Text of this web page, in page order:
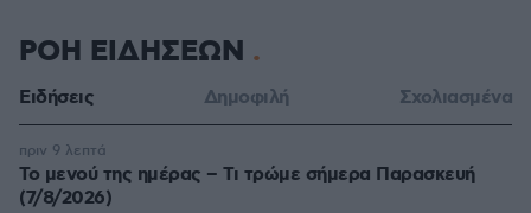
ΡΟΗ ΕΙΔΗΣΕΩΝ
Ειδήσεις Δημοφιλή Σχολιασμένα
Το μενού της ημέρας – Τι τρώμε σήμερα Παρασκευή
(7/8/2026)
πριν 9 λεπτά